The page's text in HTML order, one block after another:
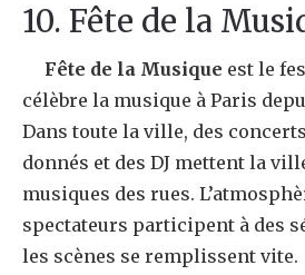
10. Fête de la
Fête de la Musique est le
célèbre la musique à Paris
Dans toute la ville, des
donnés et des DJ mettent la
musiques des rues.
spectateurs participent à des
les scènes se remplissent vite.